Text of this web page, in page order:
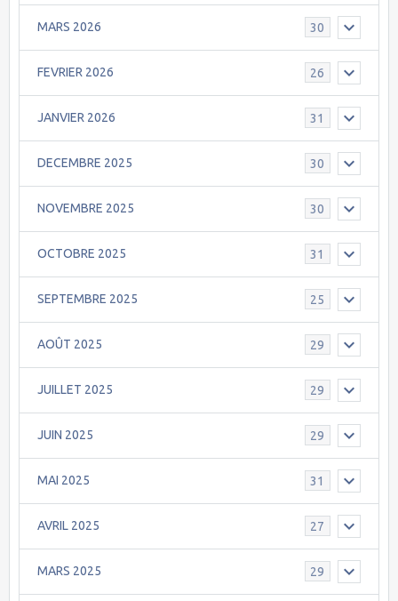
MARS 2026 30
FEVRIER 2026 26
JANVIER 2026 31
DECEMBRE 2025 30
NOVEMBRE 2025 30
OCTOBRE 2025 31
SEPTEMBRE 2025 25
AOÛT 2025 29
JUILLET 2025 29
JUIN 2025 29
MAI 2025 31
AVRIL 2025 27
MARS 2025 29